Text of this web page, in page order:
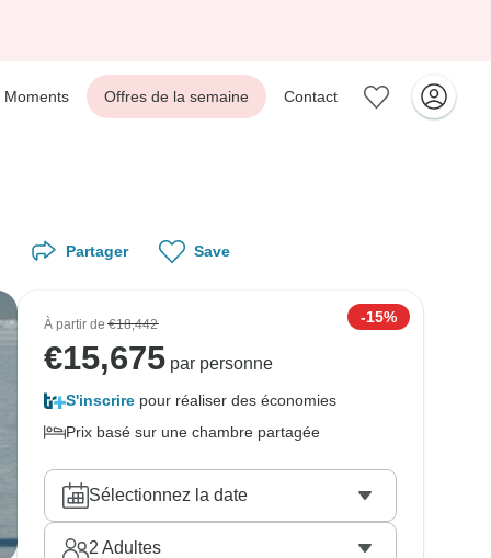
Moments Offres de la semaine Contact
Partager Save
À partir de€18,442 -15%
€15,675 par personne
S'inscrire pour réaliser des économies
Prix basé sur une chambre partagée
Sélectionnez la date
2 Adultes